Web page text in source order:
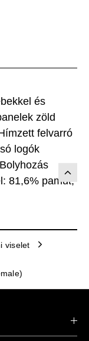
és
zöld
felvarró
logók
81,6% pamut,
viselet